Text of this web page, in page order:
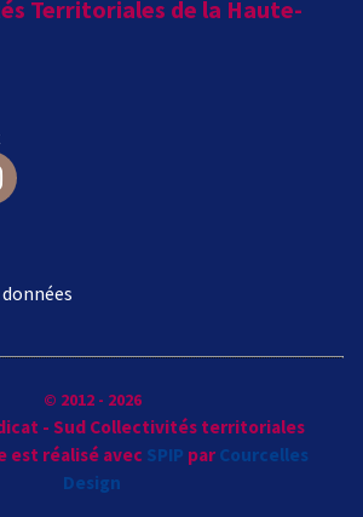
Territoriales de la Haute-
© 2012 - 2026
- Sud Collectivités territoriales
est réalisé avec SPIP par Courcelles
Design